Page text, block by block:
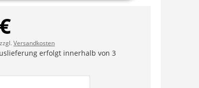
Versandkosten
erfolgt innerhalb von 3